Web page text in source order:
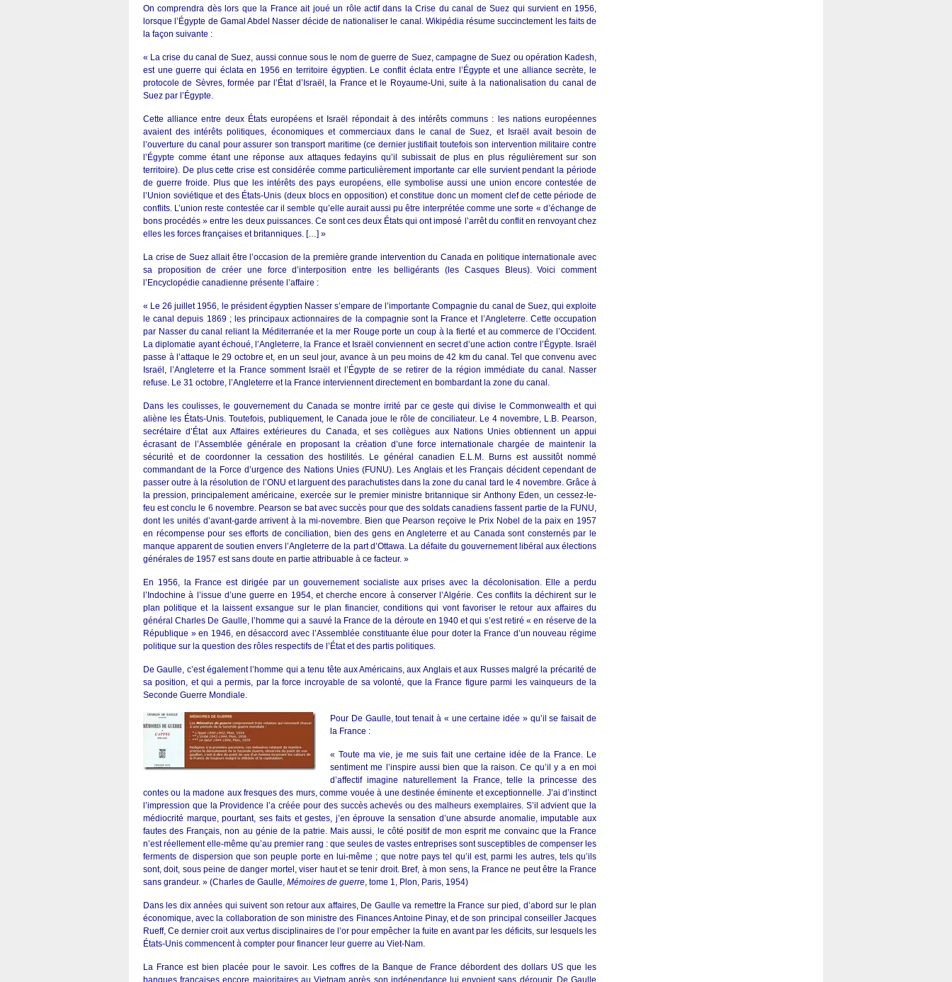
On comprendra dès lors que la France ait joué un rôle actif dans la Crise du canal de Suez qui survient en 1956,
lorsque l’Égypte de Gamal Abdel Nasser décide de nationaliser le canal. Wikipédia résume succinctement les faits de
la façon suivante :
« La crise du canal de Suez, aussi connue sous le nom de guerre de Suez, campagne de Suez ou opération Kadesh,
est une guerre qui éclata en 1956 en territoire égyptien. Le conflit éclata entre l’Égypte et une alliance secrète, le
protocole de Sèvres, formée par l’État d’Israël, la France et le Royaume-Uni, suite à la nationalisation du canal de
Suez par l’Égypte.
Cette alliance entre deux États européens et Israël répondait à des intérêts communs : les nations européennes
avaient des intérêts politiques, économiques et commerciaux dans le canal de Suez, et Israël avait besoin de
l’ouverture du canal pour assurer son transport maritime (ce dernier justifiait toutefois son intervention militaire contre
l’Égypte comme étant une réponse aux attaques fedayins qu’il subissait de plus en plus régulièrement sur son
territoire). De plus cette crise est considérée comme particulièrement importante car elle survient pendant la période
de guerre froide. Plus que les intérêts des pays européens, elle symbolise aussi une union encore contestée de
l’Union soviétique et des États-Unis (deux blocs en opposition) et constitue donc un moment clef de cette période de
conflits. L’union reste contestée car il semble qu’elle aurait aussi pu être interprétée comme une sorte « d’échange de
bons procédés » entre les deux puissances. Ce sont ces deux États qui ont imposé l’arrêt du conflit en renvoyant chez
elles les forces françaises et britanniques. […] »
La crise de Suez allait être l’occasion de la première grande intervention du Canada en politique internationale avec
sa proposition de créer une force d’interposition entre les belligérants (les Casques Bleus). Voici comment
l’Encyclopédie canadienne présente l’affaire :
« Le 26 juillet 1956, le président égyptien Nasser s’empare de l’importante Compagnie du canal de Suez, qui exploite
le canal depuis 1869 ; les principaux actionnaires de la compagnie sont la France et l’Angleterre. Cette occupation
par Nasser du canal reliant la Méditerranée et la mer Rouge porte un coup à la fierté et au commerce de l’Occident.
La diplomatie ayant échoué, l’Angleterre, la France et Israël conviennent en secret d’une action contre l’Égypte. Israël
passe à l’attaque le 29 octobre et, en un seul jour, avance à un peu moins de 42 km du canal. Tel que convenu avec
Israël, l’Angleterre et la France somment Israël et l’Égypte de se retirer de la région immédiate du canal. Nasser
refuse. Le 31 octobre, l’Angleterre et la France interviennent directement en bombardant la zone du canal.
Dans les coulisses, le gouvernement du Canada se montre irrité par ce geste qui divise le Commonwealth et qui
aliène les États-Unis. Toutefois, publiquement, le Canada joue le rôle de conciliateur. Le 4 novembre, L.B. Pearson,
secrétaire d’État aux Affaires extérieures du Canada, et ses collègues aux Nations Unies obtiennent un appui
écrasant de l’Assemblée générale en proposant la création d’une force internationale chargée de maintenir la
sécurité et de coordonner la cessation des hostilités. Le général canadien E.L.M. Burns est aussitôt nommé
commandant de la Force d’urgence des Nations Unies (FUNU). Les Anglais et les Français décident cependant de
passer outre à la résolution de l’ONU et larguent des parachutistes dans la zone du canal tard le 4 novembre. Grâce à
la pression, principalement américaine, exercée sur le premier ministre britannique sir Anthony Eden, un cessez-le-
feu est conclu le 6 novembre. Pearson se bat avec succès pour que des soldats canadiens fassent partie de la FUNU,
dont les unités d’avant-garde arrivent à la mi-novembre. Bien que Pearson reçoive le Prix Nobel de la paix en 1957
en récompense pour ses efforts de conciliation, bien des gens en Angleterre et au Canada sont consternés par le
manque apparent de soutien envers l’Angleterre de la part d’Ottawa. La défaite du gouvernement libéral aux élections
générales de 1957 est sans doute en partie attribuable à ce facteur. »
En 1956, la France est dirigée par un gouvernement socialiste aux prises avec la décolonisation. Elle a perdu
l’Indochine à l’issue d’une guerre en 1954, et cherche encore à conserver l’Algérie. Ces conflits la déchirent sur le
plan politique et la laissent exsangue sur le plan financier, conditions qui vont favoriser le retour aux affaires du
général Charles De Gaulle, l’homme qui a sauvé la France de la déroute en 1940 et qui s’est retiré « en réserve de la
République » en 1946, en désaccord avec l’Assemblée constituante élue pour doter la France d’un nouveau régime
politique sur la question des rôles respectifs de l’État et des partis politiques.
De Gaulle, c’est également l’homme qui a tenu tête aux Américains, aux Anglais et aux Russes malgré la précarité de
sa position, et qui a permis, par la force incroyable de sa volonté, que la France figure parmi les vainqueurs de la
Seconde Guerre Mondiale.
Pour De Gaulle, tout tenait à « une certaine idée » qu’il se faisait de
la France :
« Toute ma vie, je me suis fait une certaine idée de la France. Le
sentiment me l’inspire aussi bien que la raison. Ce qu’il y a en moi
d’affectif imagine naturellement la France, telle la princesse des
contes ou la madone aux fresques des murs, comme vouée à une destinée éminente et exceptionnelle. J’ai d’instinct
l’impression que la Providence l’a créée pour des succès achevés ou des malheurs exemplaires. S’il advient que la
médiocrité marque, pourtant, ses faits et gestes, j’en éprouve la sensation d’une absurde anomalie, imputable aux
fautes des Français, non au génie de la patrie. Mais aussi, le côté positif de mon esprit me convainc que la France
n’est réellement elle-même qu’au premier rang : que seules de vastes entreprises sont susceptibles de compenser les
ferments de dispersion que son peuple porte en lui-même ; que notre pays tel qu’il est, parmi les autres, tels qu’ils
sont, doit, sous peine de danger mortel, viser haut et se tenir droit. Bref, à mon sens, la France ne peut être la France
sans grandeur. » (Charles de Gaulle, Mémoires de guerre, tome 1, Plon, Paris, 1954)
Dans les dix années qui suivent son retour aux affaires, De Gaulle va remettre la France sur pied, d’abord sur le plan
économique, avec la collaboration de son ministre des Finances Antoine Pinay, et de son principal conseiller Jacques
Rueff, Ce dernier croit aux vertus disciplinaires de l’or pour empêcher la fuite en avant par les déficits, sur lesquels les
États-Unis commencent à compter pour financer leur guerre au Viet-Nam.
La France est bien placée pour le savoir. Les coffres de la Banque de France débordent des dollars US que les
banques françaises encore majoritaires au Vietnam après son indépendance lui envoient sans dérougir. De Gaulle